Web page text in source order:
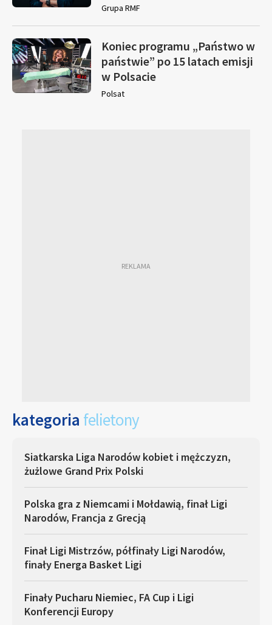
Grupa RMF
Koniec programu „Państwo w
państwie” po 15 latach emisji
w Polsacie
Polsat
kategoria felietony
Siatkarska Liga Narodów kobiet i mężczyzn,
żużlowe Grand Prix Polski
Polska gra z Niemcami i Mołdawią, finał Ligi
Narodów, Francja z Grecją
Finał Ligi Mistrzów, półfinały Ligi Narodów,
finały Energa Basket Ligi
Finały Pucharu Niemiec, FA Cup i Ligi
Konferencji Europy